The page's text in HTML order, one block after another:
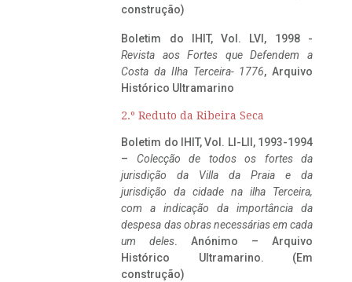
construção)
Boletim do IHIT, Vol. LVI, 1998 -
Revista aos Fortes que Defendem a
Costa da Ilha Terceira- 1776, Arquivo
Histórico Ultramarino
2.º Reduto da Ribeira Seca
Boletim do IHIT, Vol. LI-LII, 1993-1994
– Colecção de todos os fortes da
jurisdição da Villa da Praia e da
jurisdição da cidade na ilha Terceira,
com a indicação da importância da
despesa das obras necessárias em cada
um deles. Anónimo – Arquivo
Histórico Ultramarino. (Em
construção)